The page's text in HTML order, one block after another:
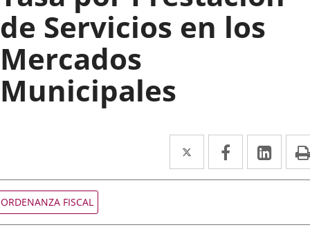
de Servicios en los
Mercados
Municipales
Twitter
Enlace
a
Facebook
Enlace
a
a
ORDENANZA FISCAL